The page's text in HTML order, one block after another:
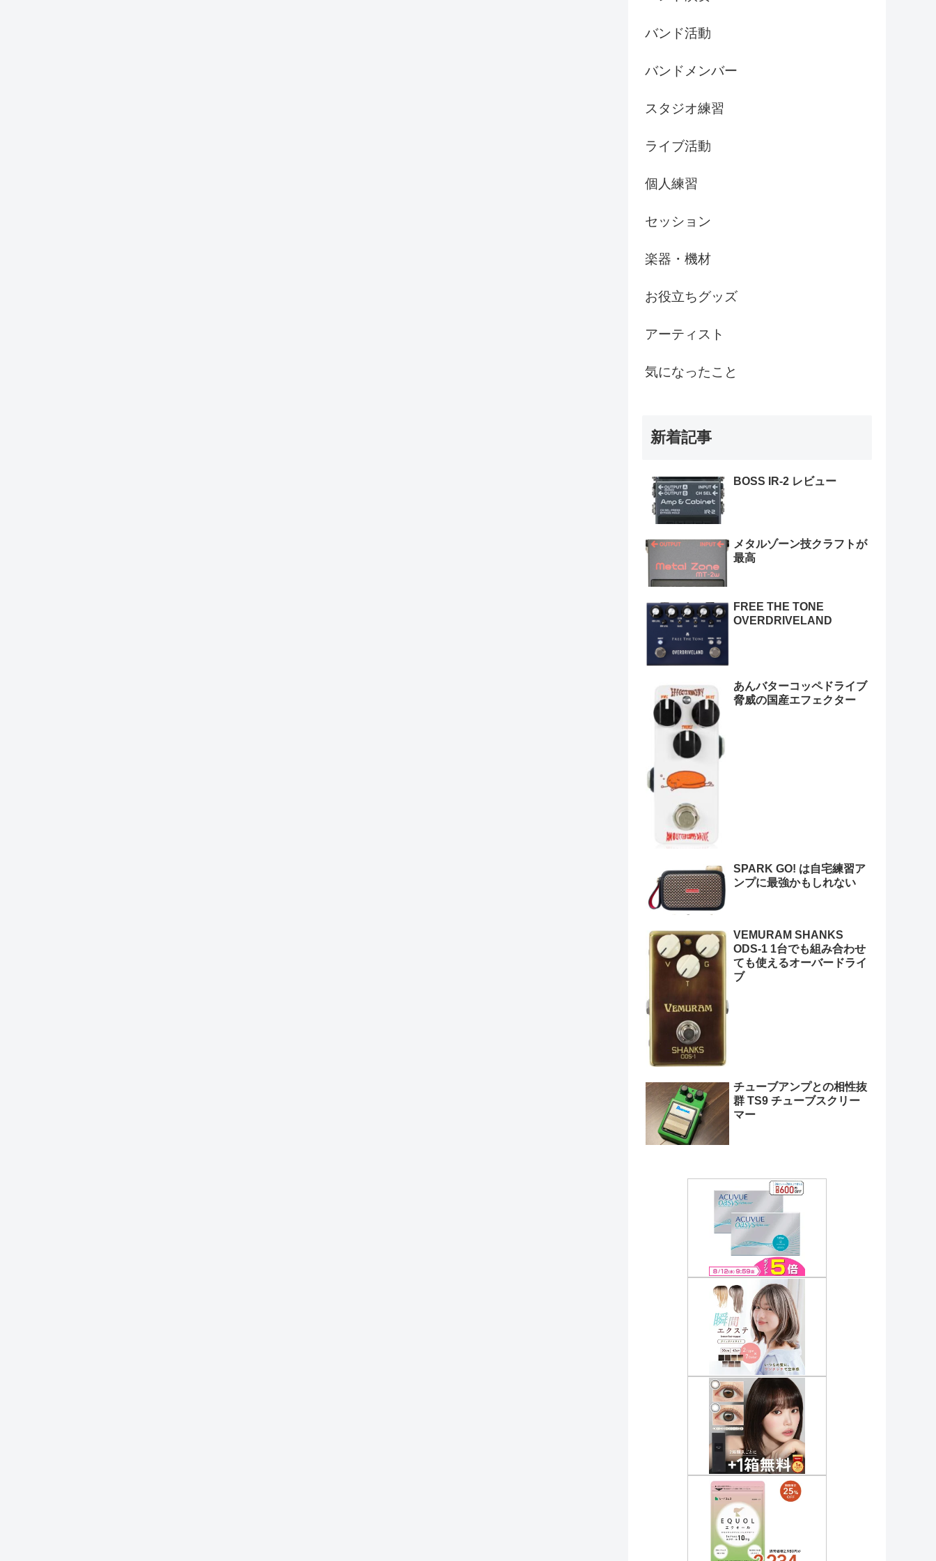
バンド活動
バンドメンバー
スタジオ練習
ライブ活動
個人練習
セッション
楽器・機材
お役立ちグッズ
アーティスト
気になったこと
新着記事
BOSS IR-2 レビュー
メタルゾーン技クラフトが
最高
FREE THE TONE
OVERDRIVELAND
あんバターコッペドライブ
脅威の国産エフェクター
SPARK GO! は自宅練習ア
ンプに最強かもしれない
VEMURAM SHANKS
ODS-1 1台でも組み合わせ
ても使えるオーバードライ
ブ
チューブアンプとの相性抜
群 TS9 チューブスクリー
マー